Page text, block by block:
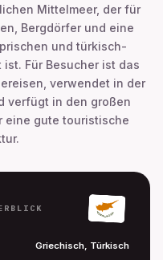
Mittelmeer, der für
Bergdörfer und eine
und türkisch-
Für Besucher ist das
verwendet in der
verfügt in den großen
eine gute touristische
Griechisch, Türkisch